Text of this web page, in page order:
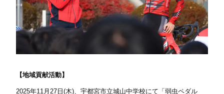
【地域貢献活動】
2025年11月27日(木)、宇都宮市立城山中学校にて「弱虫ペダル